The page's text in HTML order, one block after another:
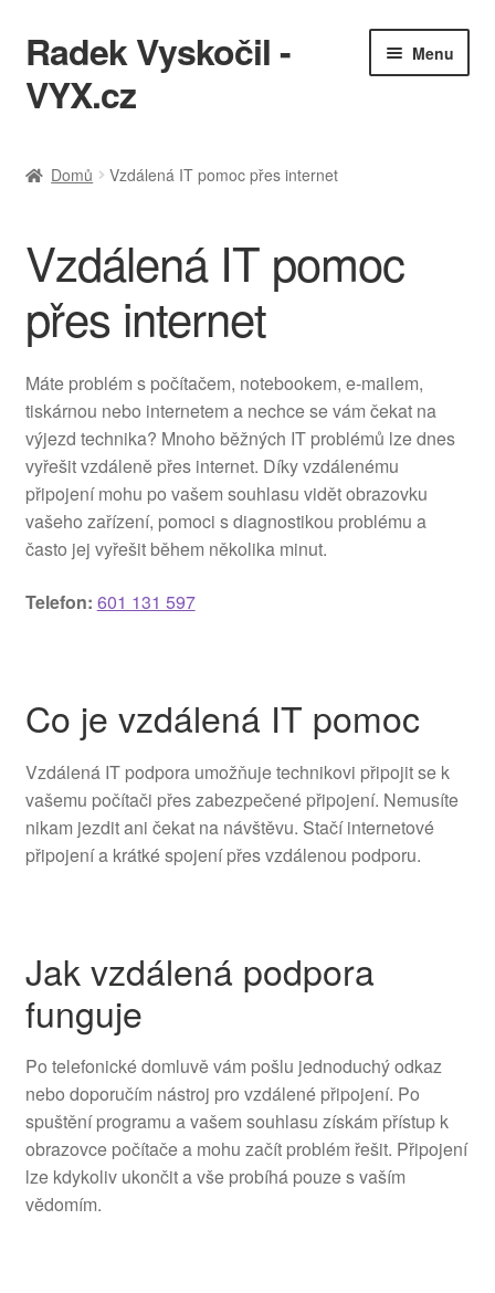
Přeskočit
na
navigaci
Přejít
k
obsahu
Radek Vyskočil -
VYX.cz
Menu
KQL cheatsheet
Zásady ochrany osobních údajů
Domů Vzdálená IT pomoc přes internet
Vzdálená IT pomoc
přes internet
Máte problém s počítačem, notebookem, e-mailem,
tiskárnou nebo internetem a nechce se vám čekat na
výjezd technika? Mnoho běžných IT problémů lze dnes
vyřešit vzdáleně přes internet. Díky vzdálenému
připojení mohu po vašem souhlasu vidět obrazovku
vašeho zařízení, pomoci s diagnostikou problému a
často jej vyřešit během několika minut.
Telefon: 601 131 597
Co je vzdálená IT pomoc
Vzdálená IT podpora umožňuje technikovi připojit se k
vašemu počítači přes zabezpečené připojení. Nemusíte
nikam jezdit ani čekat na návštěvu. Stačí internetové
připojení a krátké spojení přes vzdálenou podporu.
Jak vzdálená podpora
funguje
Po telefonické domluvě vám pošlu jednoduchý odkaz
nebo doporučím nástroj pro vzdálené připojení. Po
spuštění programu a vašem souhlasu získám přístup k
obrazovce počítače a mohu začít problém řešit. Připojení
lze kdykoliv ukončit a vše probíhá pouze s vaším
vědomím.